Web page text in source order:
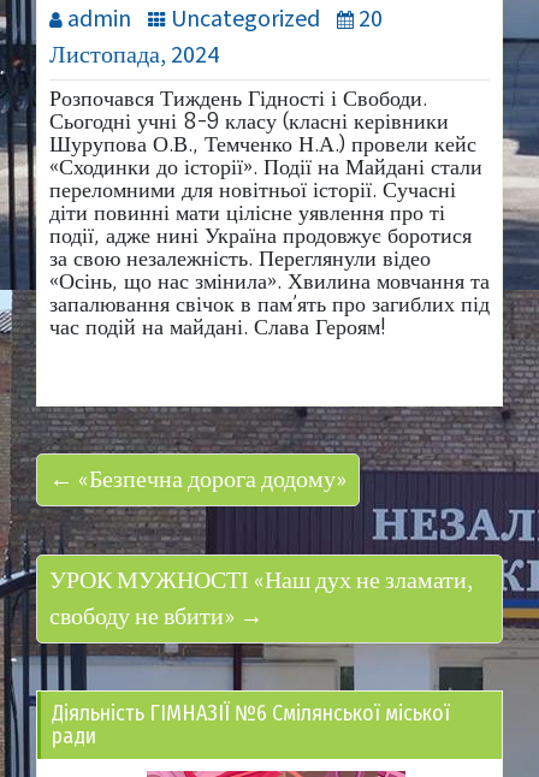
admin Uncategorized
20
Листопада, 2024
Розпочався Тиждень Гідності і Свободи.
Сьогодні учні 8-9 класу (класні керівники
Шурупова О.В., Темченко Н.А.) провели кейс
«Сходинки до історії». Події на Майдані стали
переломними для новітньої історії. Сучасні
діти повинні мати цілісне уявлення про ті
події, адже нині Україна продовжує боротися
за свою незалежність. Переглянули відео
«Осінь, що нас змінила». Хвилина мовчання та
запалювання свічок в пам’ять про загиблих під
час подій на майдані. Слава Героям!
← «Безпечна дорога додому»
УРОК МУЖНОСТІ «Наш дух не зламати,
свободу не вбити» →
Діяльність ГІМНАЗІЇ №6 Смілянської міської
ради